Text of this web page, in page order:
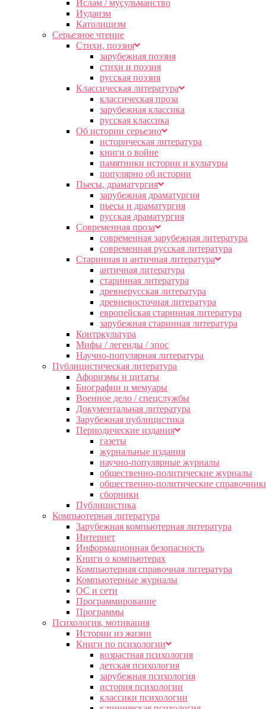
Ислам / мусульманство
Иудаизм
Католицизм
Серьезное чтение
Cтихи, поэзия
зарубежная поэзия
стихи и поэзия
русская поэзия
Классическая литература
классическая проза
зарубежная классика
русская классика
Об истории серьезно
историческая литература
книги о войне
памятники истории и культуры
популярно об истории
Пьесы, драматургия
зарубежная драматургия
пьесы и драматургия
русская драматургия
Современная проза
современная зарубежная литература
современная русская литература
Старинная и античная литература
античная литература
старинная литература
древнерусская литература
древневосточная литература
европейская старинная литература
зарубежная старинная литература
Контркультура
Мифы / легенды / эпос
Научно-популярная литература
Публицистическая литература
Афоризмы и цитаты
Биографии и мемуары
Военное дело / спецслужбы
Документальная литература
Зарубежная публицистика
Периодические издания
газеты
журнальные издания
научно-популярные журналы
общественно-политические журналы
общественно-политические
сборники
Публицистика
Компьютерная литература
Зарубежная компьютерная литература
Интернет
Информационная безопасность
Книги о компьютерах
Компьютерная справочная литература
Компьютерные журналы
ОС и сети
Программирование
Программы
Психология, мотивация
Истории из жизни
Книги по психологии
возрастная психология
детская психология
зарубежная психология
история психологии
классики психологии